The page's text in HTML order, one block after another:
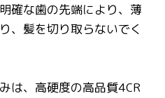
確な歯の先端により、薄
、髪を切り取らないでく
は、高硬度の高品質4CR